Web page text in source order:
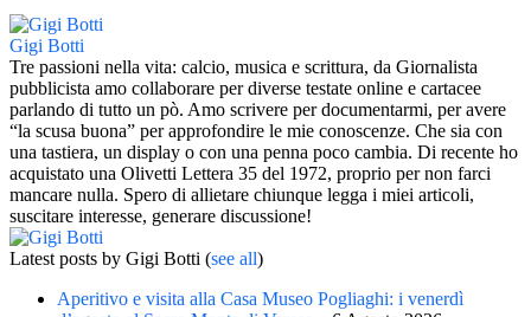
Gigi Botti
Tre passioni nella vita: calcio, musica e scrittura, da Giornalista
pubblicista amo collaborare per diverse testate online e cartacee
parlando di tutto un pò. Amo scrivere per documentarmi, per avere
“la scusa buona” per approfondire le mie conoscenze. Che sia con
una tastiera, un display o con una penna poco cambia. Di recente ho
acquistato una Olivetti Lettera 35 del 1972, proprio per non farci
mancare nulla. Spero di allietare chiunque legga i miei articoli,
suscitare interesse, generare discussione!
Latest posts by Gigi Botti (see all)
Aperitivo e visita alla Casa Museo Pogliaghi: i venerdì